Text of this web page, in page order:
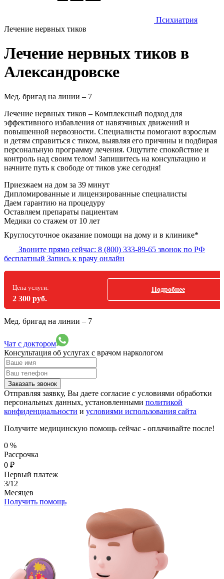
Психиатрия
Лечение нервных тиков
Лечение нервных тиков в
Александровске
Мед. бригад на линии – 7
Лечение нервных тиков – Комплексный подход для
эффективного избавления от навязчивых движений и
повышенной нервозности. Специалисты помогают взрослым
и детям справиться с тиком, выявляя его причины и подбирая
персональную программу лечения. Ощутите спокойствие и
контроль над своим телом! Запишитесь на консультацию и
начните путь к свободе от тиков уже сегодня!
Приезжаем на дом за 39 минут
Дипломированные и лицензированные специалисты
Даем гарантию на процедуру
Оставляем препараты пациентам
Медики со стажем от 10 лет
Круглосуточное оказание помощи на дому и в клинике*
Звоните прямо сейчас: 8 (800) 333-89-65 звонок по РФ
бесплатный Запись к врачу онлайн
Цена услуги:
2 300 руб.
Подробнее
Мед. бригад на линии – 7
Чат с доктором
Консультация об услугах с врачом наркологом
Заказать звонок
Отправляя заявку, Вы даете согласие с условиями обработки
персональных данных, установленными политикой
конфиденциальности и условиями использования сайта
Получите медицинскую помощь сейчас - оплачивайте после!
0 %
Рассрочка
0 ₽
Первый платеж
3/12
Месяцев
Получить помощь